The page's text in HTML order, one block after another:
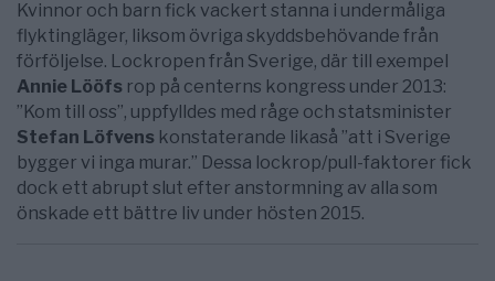
Kvinnor och barn fick vackert stanna i undermåliga
flyktingläger, liksom övriga skyddsbehövande från
förföljelse. Lockropen från Sverige, där till exempel
Annie Lööfs rop på centerns kongress under 2013:
”Kom till oss”, uppfylldes med råge och statsminister
Stefan Löfvens konstaterande likaså ”att i Sverige
bygger vi inga murar.” Dessa lockrop/pull-faktorer fick
dock ett abrupt slut efter anstormning av alla som
önskade ett bättre liv under hösten 2015.